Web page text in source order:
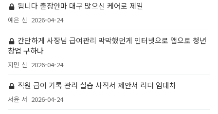
됩니다 출장안마 대구 많으신 케어로 제일
예은 신 2026-04-24
간단하게 사장님 급여관리 막막했던게 인터넷으로 앱으로 청년
창업 구하나
지민 신 2026-04-24
직원 급여 기록 관리 실습 사직서 제안서 리더 임대차
서윤 서 2026-04-24